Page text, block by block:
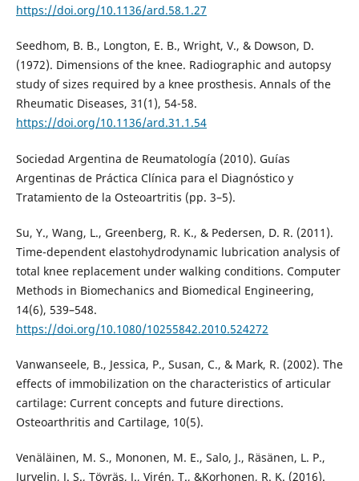
https://doi.org/10.1136/ard.58.1.27
Seedhom, B. B., Longton, E. B., Wright, V., & Dowson, D.
(1972). Dimensions of the knee. Radiographic and autopsy
study of sizes required by a knee prosthesis. Annals of the
Rheumatic Diseases, 31(1), 54-58.
https://doi.org/10.1136/ard.31.1.54
Sociedad Argentina de Reumatología (2010). Guías
Argentinas de Práctica Clínica para el Diagnóstico y
Tratamiento de la Osteoartritis (pp. 3–5).
Su, Y., Wang, L., Greenberg, R. K., & Pedersen, D. R. (2011).
Time-dependent elastohydrodynamic lubrication analysis of
total knee replacement under walking conditions. Computer
Methods in Biomechanics and Biomedical Engineering,
14(6), 539–548.
https://doi.org/10.1080/10255842.2010.524272
Vanwanseele, B., Jessica, P., Susan, C., & Mark, R. (2002). The
effects of immobilization on the characteristics of articular
cartilage: Current concepts and future directions.
Osteoarthritis and Cartilage, 10(5).
Venäläinen, M. S., Mononen, M. E., Salo, J., Räsänen, L. P.,
Jurvelin, J. S., Töyräs, J., Virén, T., &Korhonen, R. K. (2016).